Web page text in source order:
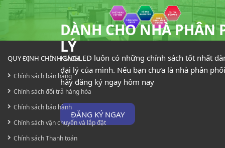
DÀNH CHO NHÀ PHÂN
LÝ
KINGLED luôn có những chính sách tốt nhất
đại lý của mình. Nếu bạn chưa là nhà phân
hãy đăng ký ngay hôm nay
ĐĂNG KÝ NGAY
QUY ĐỊNH CHÍNH SÁCH
Chính sách bán hàng
Chính sách đổi trả hàng hóa
Chính sách bảo hành
Chính sách vận chuyển và lắp đặt
Chính sách Thanh toán